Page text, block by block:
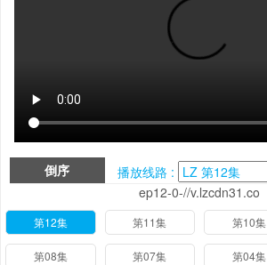
倒序
播放线路 :
ep12-0-//v.lzcdn31.co
第12集 第11集 第10集
第08集 第07集 第04集